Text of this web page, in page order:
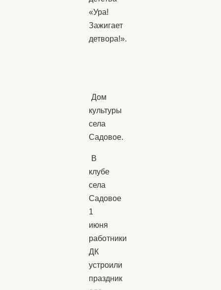
«Ура!
Зажигает
детвора!».
Дом
культуры
села
Садовое.
В
клубе
села
Садовое
1
июня
работники
ДК
устроили
праздник